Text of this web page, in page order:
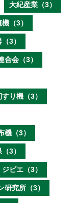
大紀産業（3）
（3）
3）
合会（3）
すり機（3）
機（3）
3）
ジビエ（3）
研究所（3）